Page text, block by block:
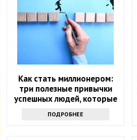
Как стать миллионером:
три полезные привычки
успешных людей, которые
ПОДРОБНЕЕ